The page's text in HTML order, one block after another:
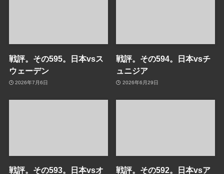
戦評。その595。日本vsス
ウェーデン
2026年7月6日
戦評。その594。日本vsチ
ュニジア
2026年6月29日
戦評。その593。日本vsオ
戦評。その592。日本vsア